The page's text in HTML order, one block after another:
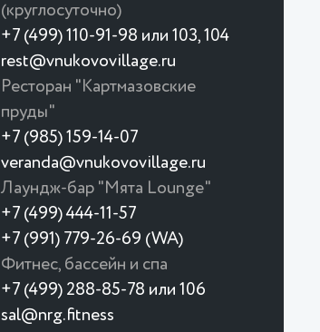
(круглосуточно)
+7 (499) 110-91-98 или 103, 104
rest@vnukovovillage.ru
Ресторан "Картмазовские
пруды"
+7 (985) 159-14-07
veranda@vnukovovillage.ru
Лаундж-бар "Мята Lounge"
+7 (499) 444-11-57
+7 (991) 779-26-69 (WA)
Фитнес, бассейн и спа
+7 (499) 288-85-78 или 106
sal@nrg.fitness